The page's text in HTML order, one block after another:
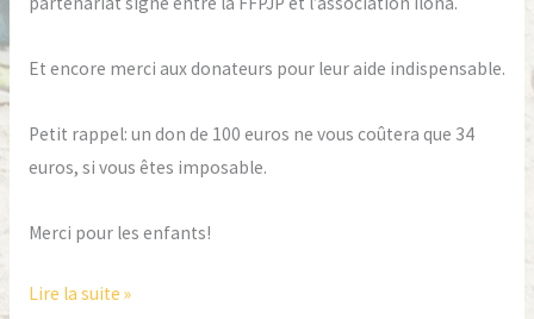
Et encore merci aux donateurs pour leur aide indispensable.
Petit rappel: un don de 100 euros ne vous coûtera que 34
euros, si vous êtes imposable.
Merci pour les enfants!
Lire la suite »